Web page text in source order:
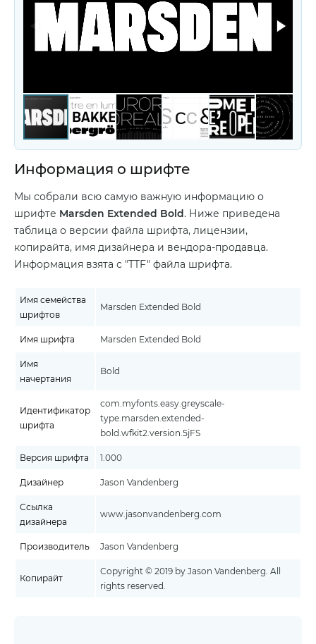
Информация о шрифте
Мы собрали всю самую важную информацию о
шрифте Marsden Extended Bold. Ниже приведена
таблица о версии файла шрифта, лицензии,
копирайта, имя дизайнера и вендора-продавца.
Информация взята с "TTF" файла шрифта.
Имя семейства
шрифтов
Marsden Extended Bold
Имя шрифта Marsden Extended Bold
Имя
начертания
Bold
Идентификатор
шрифта
com.myfonts.easy.greyscale-
type.marsden.extended-
bold.wfkit2.version.5jFS
Версия шрифта 1.000
Дизайнер Jason Vandenberg
Ссылка
дизайнера
www.jasonvandenberg.com
Производитель Jason Vandenberg
Копирайт
Copyright © 2019 by Jason Vandenberg. All
rights reserved.